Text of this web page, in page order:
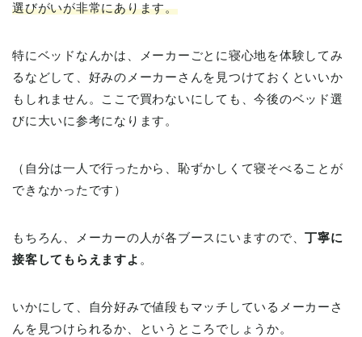
選びがいが非常にあります。
特にベッドなんかは、メーカーごとに寝心地を体験してみ
るなどして、好みのメーカーさんを見つけておくといいか
もしれません。ここで買わないにしても、今後のベッド選
びに大いに参考になります。
（自分は一人で行ったから、恥ずかしくて寝そべることが
できなかったです）
もちろん、メーカーの人が各ブースにいますので、丁寧に
接客してもらえますよ 。
いかにして、自分好みで値段もマッチしているメーカーさ
んを見つけられるか、というところでしょうか。